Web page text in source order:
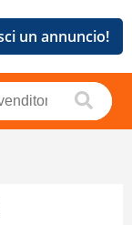
un annuncio!